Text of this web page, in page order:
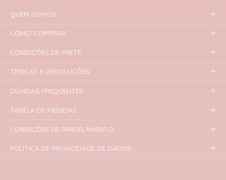
QUEM SOMOS
COMO COMPRAR
CONDIÇÕES DE FRETE
TROCAS E DEVOLUÇÕES
DÚVIDAS FREQUENTES
TABELA DE MEDIDAS
CONDIÇÕES DE PARCELAMENTO
POLÍTICA DE PRIVACIDADE DE DADOS